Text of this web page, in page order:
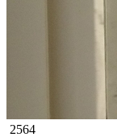
2564